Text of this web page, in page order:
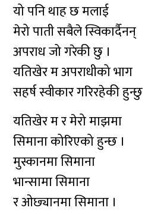
यो पनि थाह छ मलाई
मेरो पाती सबैले स्विकार्दैनन्
अपराध जो गरेकी छु ।
यतिखेर म अपराधीको भाग
सहर्ष स्वीकार गरिरहेकी हुन्छु
यतिखेर म र मेरो माझमा
सिमाना कोरिएको हुन्छ ।
मुस्कानमा सिमाना
भान्सामा सिमाना
र ओछ्यानमा सिमाना ।